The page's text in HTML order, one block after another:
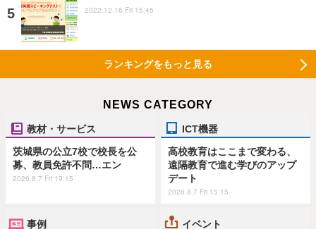
2022.12.16 Fri 15:45
ランキングをもっと見る
NEWS CATEGORY
教材・サービス
茨城県の公立7校で校長を公
募、教員免許不問…エン
2026.8.7 Fri 19:15
ICT機器
高校教育はここまで変わる、
遠隔教育で進む学びのアップ
デート
2026.8.7 Fri 15:15
事例 イベント